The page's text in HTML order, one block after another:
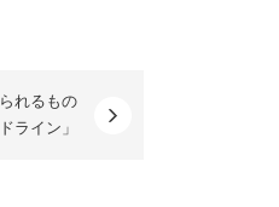
れるもの
ライン」